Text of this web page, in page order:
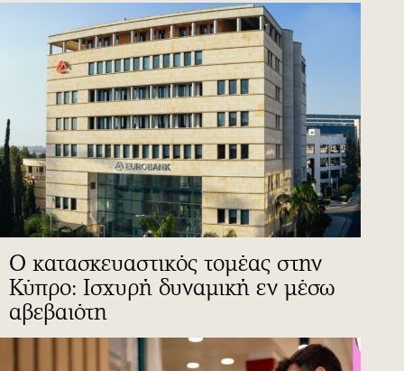
Ο κατασκευαστικός τομέας στην
Κύπρο: Ισχυρή δυναμική εν μέσω
αβεβαιότη